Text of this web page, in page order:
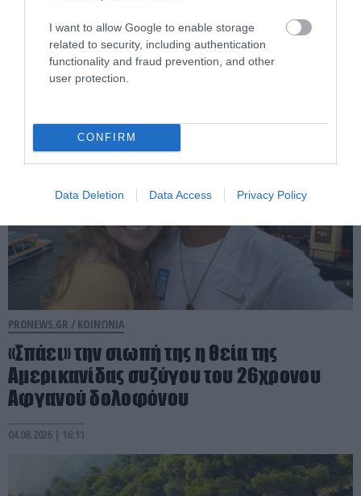
I want to allow Google to enable storage
related to security, including authentication
functionality and fraud prevention, and other
user protection.
CONFIRM
Data Deletion Data Access Privacy Policy
Λαμία: Βανάκι «ξήλωσε» πυροσβεστικό
κρουνό και δημιούργησε πίδακα νερού
πολλών μέτρων (φωτο)
PRONEWS.GR / ΚΟΙΝΩΝΙΑ
«Σπάει» την σιωπή της η θεία της
Αμερικανίδας συζύγου του 26χρονου
Αφγανού δολοφόνου
04.08.2026 | 16:11